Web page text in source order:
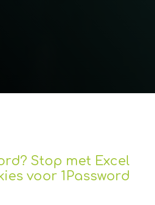
Stop met Excel
voor 1Password